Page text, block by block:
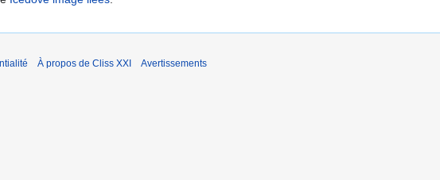
À propos de Cliss XXI Avertissements